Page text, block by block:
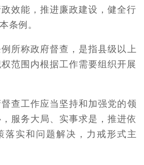
效能，推进廉政建设，健全行
条例。
所称政府督查，是指县级以上
范围内根据工作需要组织开展
查工作应当坚持和加强党的领
服务大局、实事求是，推进依
落实和问题解决，力戒形式主